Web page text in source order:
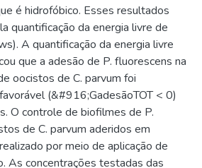
é hidrofóbico. Esses resultados
quantificação da energia livre de
A quantificação da energia livre
que a adesão de P. fluorescens na
oocistos de C. parvum foi
(&#916;GadesãoTOT < 0)
O controle de biofilmes de P.
de C. parvum aderidos em
por meio de aplicação de
As concentrações testadas das